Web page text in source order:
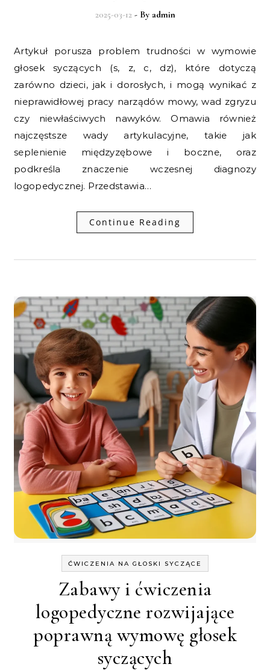
2025-03-12 - By admin
Artykuł porusza problem trudności w wymowie
głosek syczących (s, z, c, dz), które dotyczą
zarówno dzieci, jak i dorosłych, i mogą wynikać z
nieprawidłowej pracy narządów mowy, wad zgryzu
czy niewłaściwych nawyków. Omawia również
najczęstsze wady artykulacyjne, takie jak
seplenienie międzyzębowe i boczne, oraz
podkreśla znaczenie wczesnej diagnozy
logopedycznej. Przedstawia…
Continue Reading
ĆWICZENIA NA GŁOSKI SYCZĄCE
Zabawy i ćwiczenia
logopedyczne rozwijające
poprawną wymowę głosek
syczących